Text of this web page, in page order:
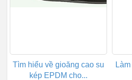
Tìm hiểu về gioăng cao su
kép EPDM cho...